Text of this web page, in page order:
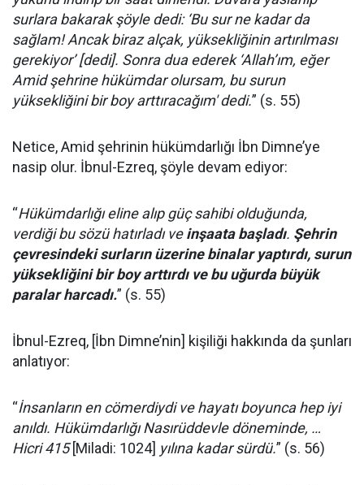
surlara bakarak şöyle dedi: ‘Bu sur ne kadar da
sağlam! Ancak biraz alçak, yüksekliğinin artırılması
gerekiyor’ [dedi]. Sonra dua ederek ‘Allah’ım, eğer
Amid şehrine hükümdar olursam, bu surun
yüksekliğini bir boy arttıracağım' dedi.” (s. 55)
Netice, Amid şehrinin hükümdarlığı İbn Dimne’ye
nasip olur. İbnul-Ezreq, şöyle devam ediyor:
“Hükümdarlığı eline alıp güç sahibi olduğunda,
verdiği bu sözü hatırladı veinşaata başladı. Şehrin
çevresindeki surların üzerine binalar yaptırdı, surun
yüksekliğini bir boy arttırdı ve bu uğurda büyük
paralar harcadı.” (s. 55)
İbnul-Ezreq, [İbn Dimne’nin] kişiliği hakkında da şunları
anlatıyor:
“İnsanların en cömerdiydi ve hayatı boyunca hep iyi
anıldı. Hükümdarlığı Nasırüddevle döneminde, …
Hicri 415[Miladi: 1024] yılına kadar sürdü.” (s. 56)